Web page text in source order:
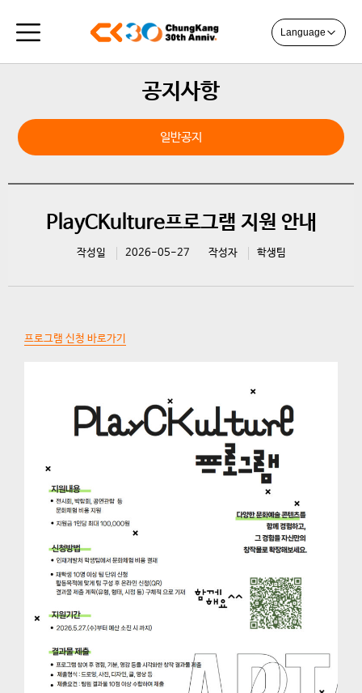
Language
공지사항
일반공지
PlayCKulture프로그램 지원 안내
작성일 2026-05-27 작성자 학생팀
프로그램 신청 바로가기